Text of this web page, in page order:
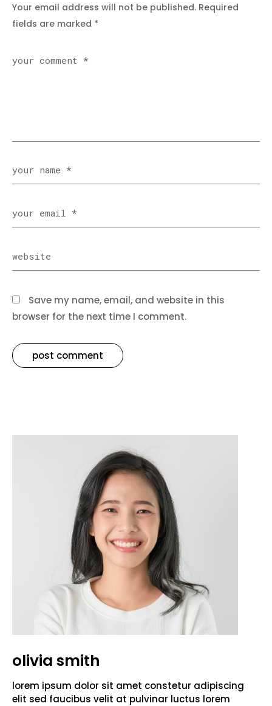
Your email address will not be published. Required
fields are marked *
Save my name, email, and website in this
browser for the next time I comment.
olivia smith
lorem ipsum dolor sit amet constetur adipiscing
elit sed faucibus velit at pulvinar luctus lorem